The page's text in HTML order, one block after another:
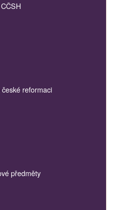
reformaci
předměty